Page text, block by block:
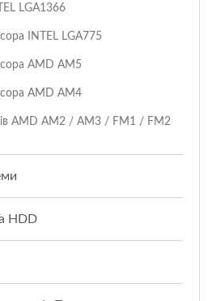
LGA1366
INTEL LGA775
AMD AM5
AMD AM4
AMD AM2 / AM3 / FM1 / FM2
HDD